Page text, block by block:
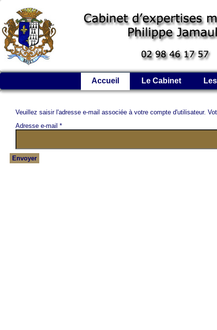
Accueil Le Cabinet
Veuillez saisir l'adresse e-mail associée à votre compte d'utilisateur.
Adresse e-mail *
Envoyer